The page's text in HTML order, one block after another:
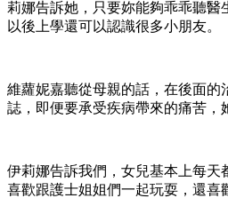
莉娜告訴她，只要妳能夠乖乖聽醫
以後上學還可以認識很多小朋友。
維蘿妮嘉聽從母親的話，在後面的
誌，即便要承受疾病帶來的痛苦，
伊莉娜告訴我們，女兒基本上每天
喜歡跟護士姐姐們一起玩耍，還喜